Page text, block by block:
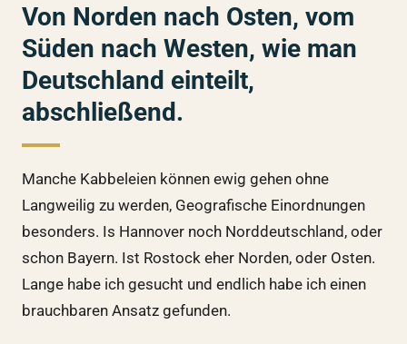
Von Norden nach Osten, vom
Süden nach Westen, wie man
Deutschland einteilt,
abschließend.
Manche Kabbeleien können ewig gehen ohne
Langweilig zu werden, Geografische Einordnungen
besonders. Is Hannover noch Norddeutschland, oder
schon Bayern. Ist Rostock eher Norden, oder Osten.
Lange habe ich gesucht und endlich habe ich einen
brauchbaren Ansatz gefunden.